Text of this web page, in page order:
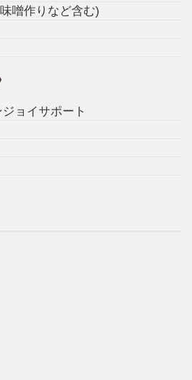
噌作りなど含む)
ョイサポート